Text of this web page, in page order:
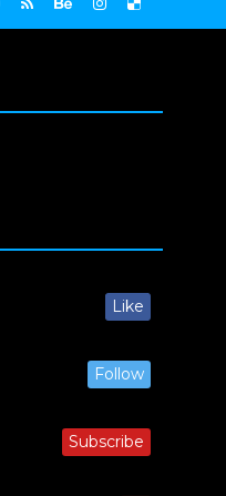
Like
Follow
Subscribe